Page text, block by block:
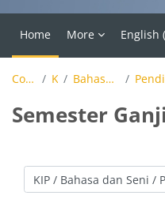
Home
More English
Courses KIP Bahasa dan Seni
Semester
Course categories